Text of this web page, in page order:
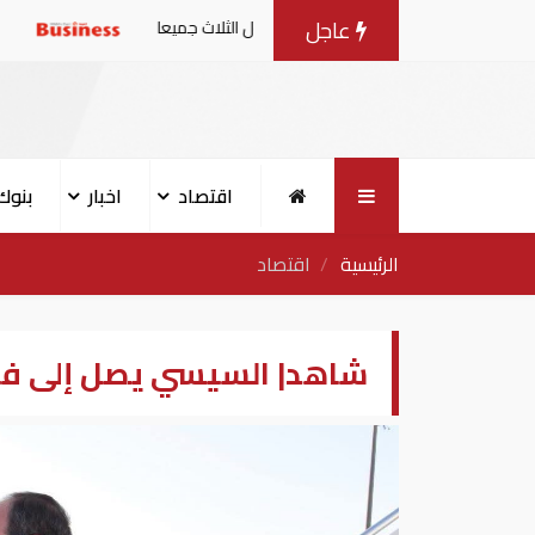
عاجل
يعد هجوما على الدول الثلاث جميعا عاجل| قفزة
اقتصاد اخبار
الرئيسية
اقتصاد
شاهد| السيسي يصل إلى